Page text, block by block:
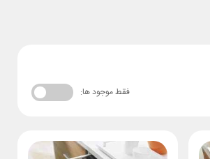
فقط موجود ها: